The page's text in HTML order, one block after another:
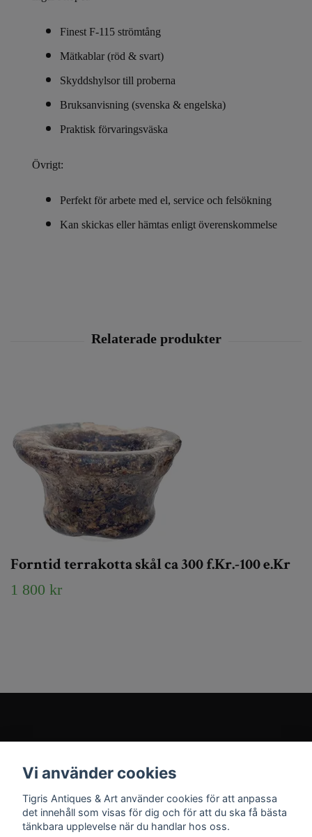
Finest F-115 strömtång
Mätkablar (röd & svart)
Skyddshylsor till proberna
Bruksanvisning (svenska & engelska)
Praktisk förvaringsväska
Övrigt:
Perfekt för arbete med el, service och felsökning
Kan skickas eller hämtas enligt överenskommelse
Forntid terrakotta skål ca 300 f.Kr.-100 e.Kr
1 800 kr
Sociala medier
Vi använder cookies
Tigris Antiques & Art använder cookies för att anpassa
det innehåll som visas för dig och för att du ska få bästa
tänkbara upplevelse när du handlar hos oss.